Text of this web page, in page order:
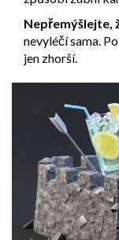
Nepřemýšlejte,
nevyléčí sama.
jen zhorší.